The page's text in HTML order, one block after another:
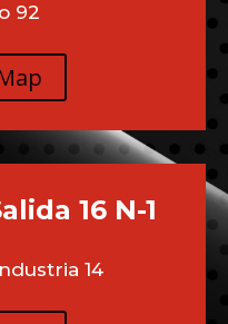
92
16 N-1
14